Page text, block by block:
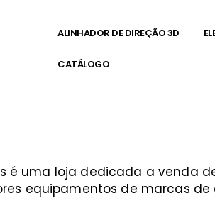
ALINHADOR DE DIREÇÃO 3D
CATÁLOGO
é uma loja dedicada a
equipamentos de marcas